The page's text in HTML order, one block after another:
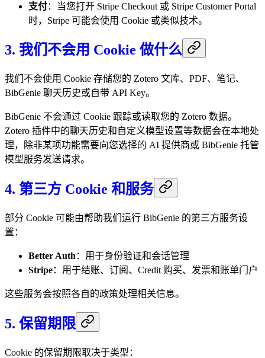
支付：当您打开 Stripe Checkout 或 Stripe Customer Portal
时，Stripe 可能会使用 Cookie 或类似技术。
3. 我们不会用 Cookie 做什么
我们不会使用 Cookie 存储您的 Zotero 文库、PDF、笔记、
BibGenie 聊天历史或自带 API Key。
BibGenie 不会通过 Cookie 跟踪或读取您的 Zotero 数据。
Zotero 插件中的聊天历史和自定义模型设置等数据会在本地处
理，除非某项功能需要向您选择的 AI 提供商或 BibGenie 托管
模型服务发送请求。
4. 第三方 Cookie 和服务
部分 Cookie 可能由帮助我们运行 BibGenie 的第三方服务设
置：
Better Auth ：用于身份验证和会话管理
Stripe：用于结账、订阅、Credit 购买、发票和账单门户
这些服务会按照各自的政策处理相关信息。
5. 保留期限
Cookie 的保留期限取决于类型：